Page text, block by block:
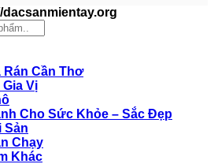
dacsanmientay.org
Rán Cần Thơ
Vị
Cho Sức Khỏe – Sắc Đẹp
Sản
Chạy
Khác